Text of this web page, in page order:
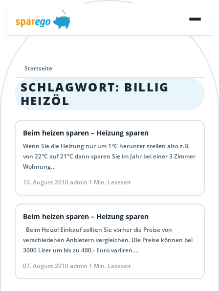
Startseite
SCHLAGWORT: BILLIG
HEIZÖL
Beim heizen sparen – Heizung sparen
Wenn Sie die Heizung nur um 1°C herunter stellen also z.B.
von 22°C auf 21°C dann sparen Sie im Jahr bei einer 3 Zimmer
Wohnung…
10. August 2010·admin·1 Min. Lesezeit
Beim heizen sparen – Heizung sparen
Beim Heizöl Einkauf sollten Sie vorher die Preise von
verschiedenen Anbietern vergleichen. Die Preise können bei
3000 Liter um bis zu 400,- Euro variiren.…
07. August 2010·admin·1 Min. Lesezeit